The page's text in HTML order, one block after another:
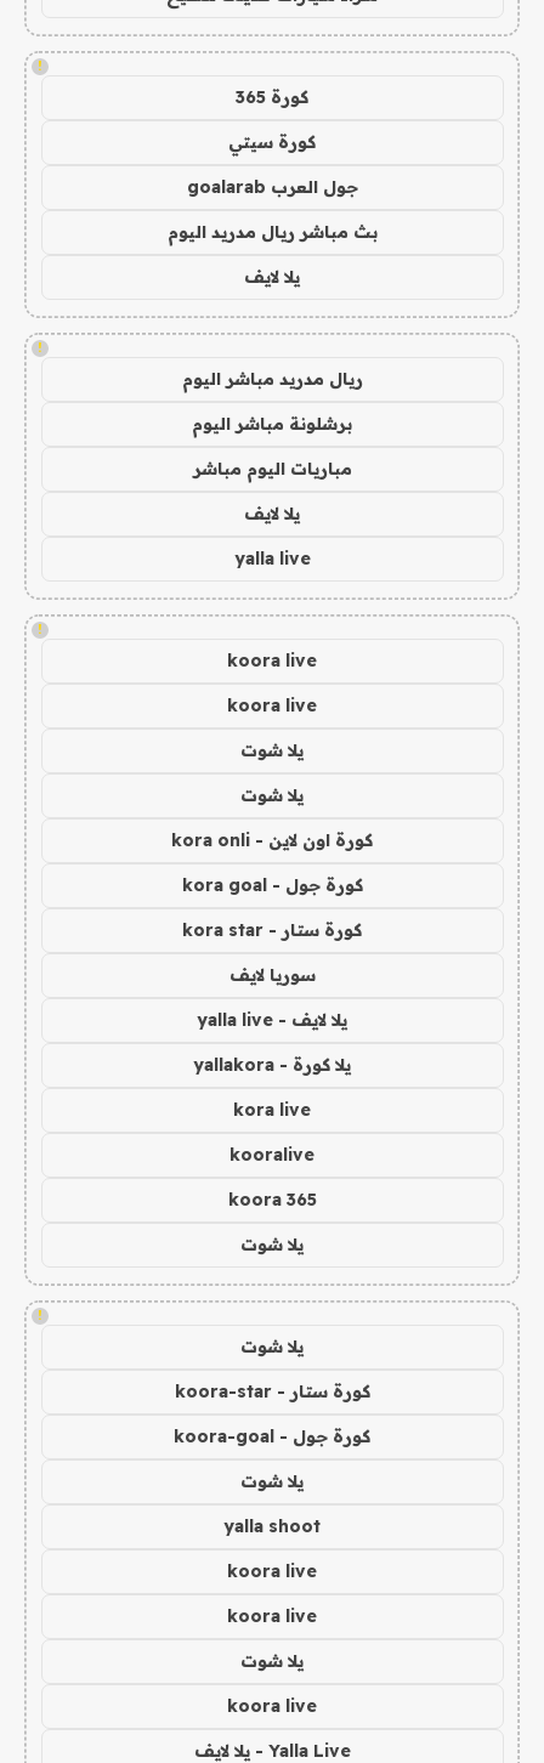
!
كورة 365
كورة سيتي
جول العرب goalarab
بث مباشر ريال مدريد اليوم
يلا لايف
!
ريال مدريد مباشر اليوم
برشلونة مباشر اليوم
مباريات اليوم مباشر
يلا لايف
yalla live
!
koora live
koora live
يلا شوت
يلا شوت
كورة اون لاين - kora onli
كورة جول - kora goal
كورة ستار - kora star
سوريا لايف
يلا لايف - yalla live
يلا كورة - yallakora
kora live
kooralive
koora 365
يلا شوت
!
يلا شوت
كورة ستار - koora-star
كورة جول - koora-goal
يلا شوت
yalla shoot
koora live
koora live
يلا شوت
koora live
Yalla Live - يلا لايف